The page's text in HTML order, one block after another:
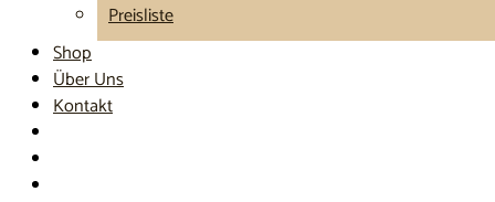
Preisliste
Shop
Über Uns
Kontakt